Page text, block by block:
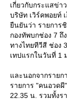
เกี่ยวกับกระแสข่
บริษัท เวิร์คพอยท์
นยันว่า รายการชิ
กองทัพบกช่อง 7 ถึ
ทางไทยทีวีสี ช่อง
เทปแรกในวันที่ 1
ละนอกจากรายก
รายการ "คนอวดผี
22.35 น. รวมทั้งร